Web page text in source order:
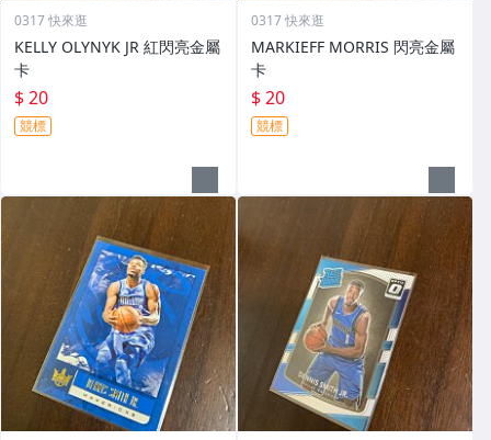
0317 快來逛
KELLY OLYNYK JR 紅閃亮金屬
卡
$ 20
競標
0317 快來逛
MARKIEFF MORRIS 閃亮金屬
卡
$ 20
競標